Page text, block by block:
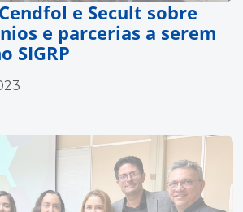
e Secult sobre
e parcerias a serem
SIGRP